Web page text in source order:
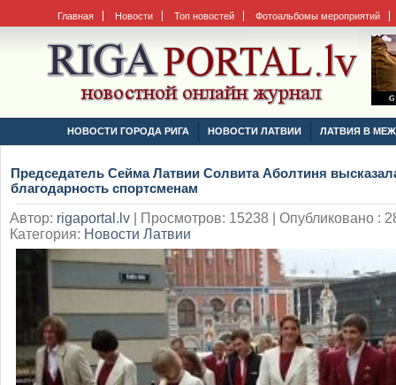
Главная Новости Топ новостей Фотоальбомы мероприятий
НОВОСТИ ГОРОДА РИГА НОВОСТИ ЛАТВИИ ЛАТВИЯ В
Председатель Сейма Латвии Солвита Аболтиня
благодарность спортсменам
Автор: rigaportal.lv
Просмотров: 15238 | Опубликовано :
Категория: Новости Латвии